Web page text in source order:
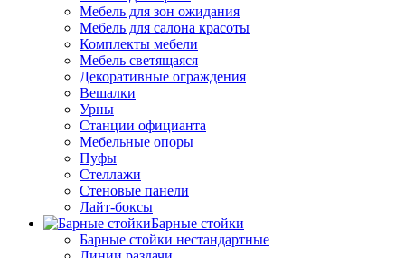
Мебель для зон ожидания
Мебель для салона красоты
Комплекты мебели
Мебель светящаяся
Декоративные ограждения
Вешалки
Урны
Станции официанта
Мебельные опоры
Пуфы
Стеллажи
Стеновые панели
Лайт-боксы
Барные стойки
Барные стойки нестандартные